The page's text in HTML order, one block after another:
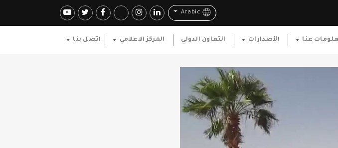
Arabic
عنا الأصدارات التعاون الدولي المركز الاعلامي اتصل بنا